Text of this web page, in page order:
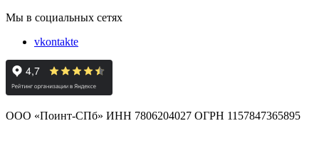
Мы в социальных сетях
vkontakte
ООО «Поинт-СПб» ИНН 7806204027 ОГРН 1157847365895